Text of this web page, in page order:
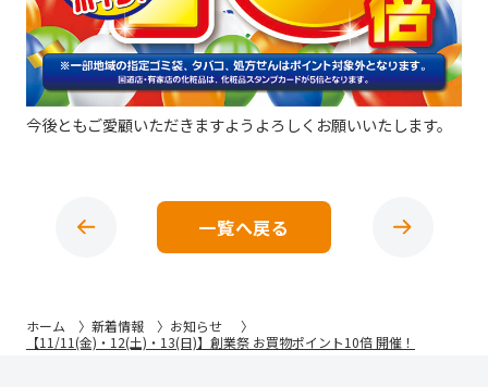
今後ともご愛顧いただきますようよろしくお願いいたします。
一覧へ戻る
ホーム 新着情報
お知らせ
【11/11(金)・12(土)・13(日)】創業祭 お買物ポイント10倍 開催！